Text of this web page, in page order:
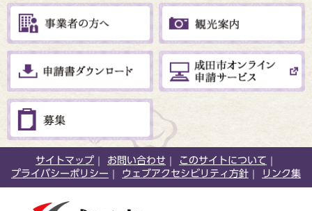
サイトマップ お問い合わせ
このサイトについて
プライバシーポリシー
ウェブアクセシビリティ方針 リンク集